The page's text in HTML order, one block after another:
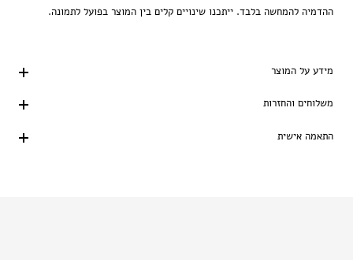
ההדמיה להמחשה בלבד. ייתכנו שינויים קלים בין המוצר בפועל לתמונה.
מידע על המוצר
משלוחים והחזרות
התאמה אישית